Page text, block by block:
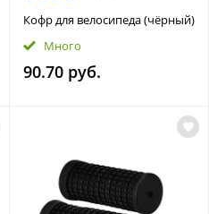
Кофр для велосипеда (чёрный)
Много
90.70 руб.